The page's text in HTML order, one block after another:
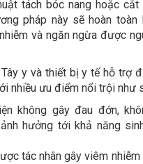
tách bóc nang hoặc cắt
pháp này sẽ hoàn
và ngăn ngừa được
y và thiết bị y tế hỗ trợ
nhiều ưu điểm nổi trội như
không gây đau đớn,
hưởng tới khả năng
tác nhân gây viêm nhiễm